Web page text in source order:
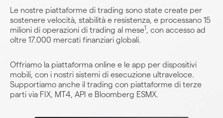
Le nostre piattaforme di trading sono state create per
sostenere velocità, stabilità e resistenza, e processano 15
milioni di operazioni di trading al mese1
, con accesso ad
oltre 17.000 mercati finanziari globali.
Offriamo la piattaforma online e le app per dispositivi
mobili, con i nostri sistemi di esecuzione ultraveloce.
Supportiamo anche il trading con piattaforme di terze
parti via FIX, MT4, API e Bloomberg ESMX.